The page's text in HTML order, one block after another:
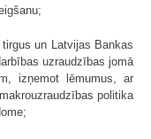
un Latvijas Bankas
uzraudzības jomā
izņemot lēmumus, ar
politika